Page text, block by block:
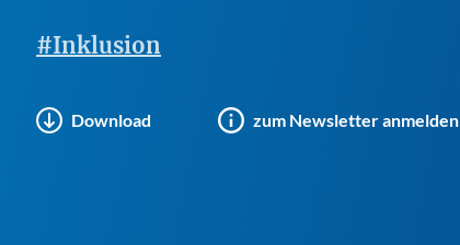
#Inklusion
Download zum Newsletter anmelden